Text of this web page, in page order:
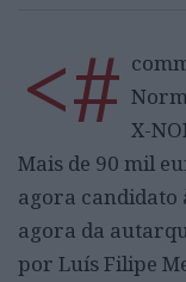
<# X-
Mais de 90 mil
agora candidato
agora da
por Luís Filipe